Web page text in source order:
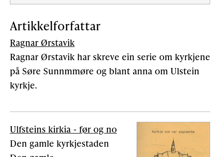
Artikkelforfattar
Ragnar Ørstavik
Ragnar Ørstavik har skreve ein serie om kyrkjene
på Søre Sunnmmøre og blant anna om Ulstein
kyrkje.
Ulfsteins kirkia - før og no
Den gamle kyrkjestaden